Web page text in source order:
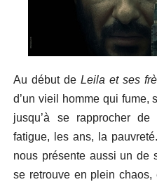
Au début deLeila et ses
d’un vieil homme qui fume,
jusqu’à se rapprocher
fatigue, les ans, la
nous présente aussi un de
se retrouve en plein